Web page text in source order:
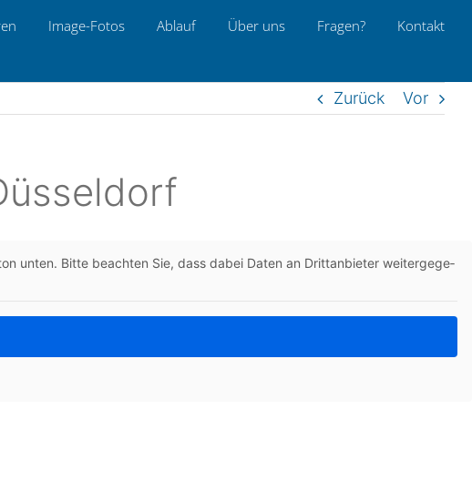
Image-Fotos Ablauf Über uns Fragen? Kon­takt
Zurück Vor
unten. Bitte beach­ten Sie, dass dabei Daten an Dritt­an­bie­ter wei­ter­ge­ge­